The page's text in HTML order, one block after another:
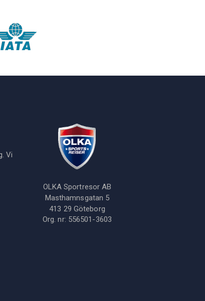
Vi
OLKA Sportresor AB
Masthamnsgatan 5
413 29 Göteborg
Org. nr: 556501-3603